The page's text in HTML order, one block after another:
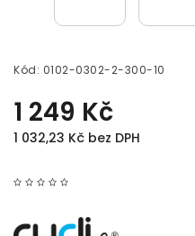
Kód: 0102-0302-2-300-10
1 249 Kč
1 032,23 Kč bez DPH